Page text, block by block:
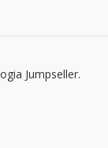
Jumpseller.